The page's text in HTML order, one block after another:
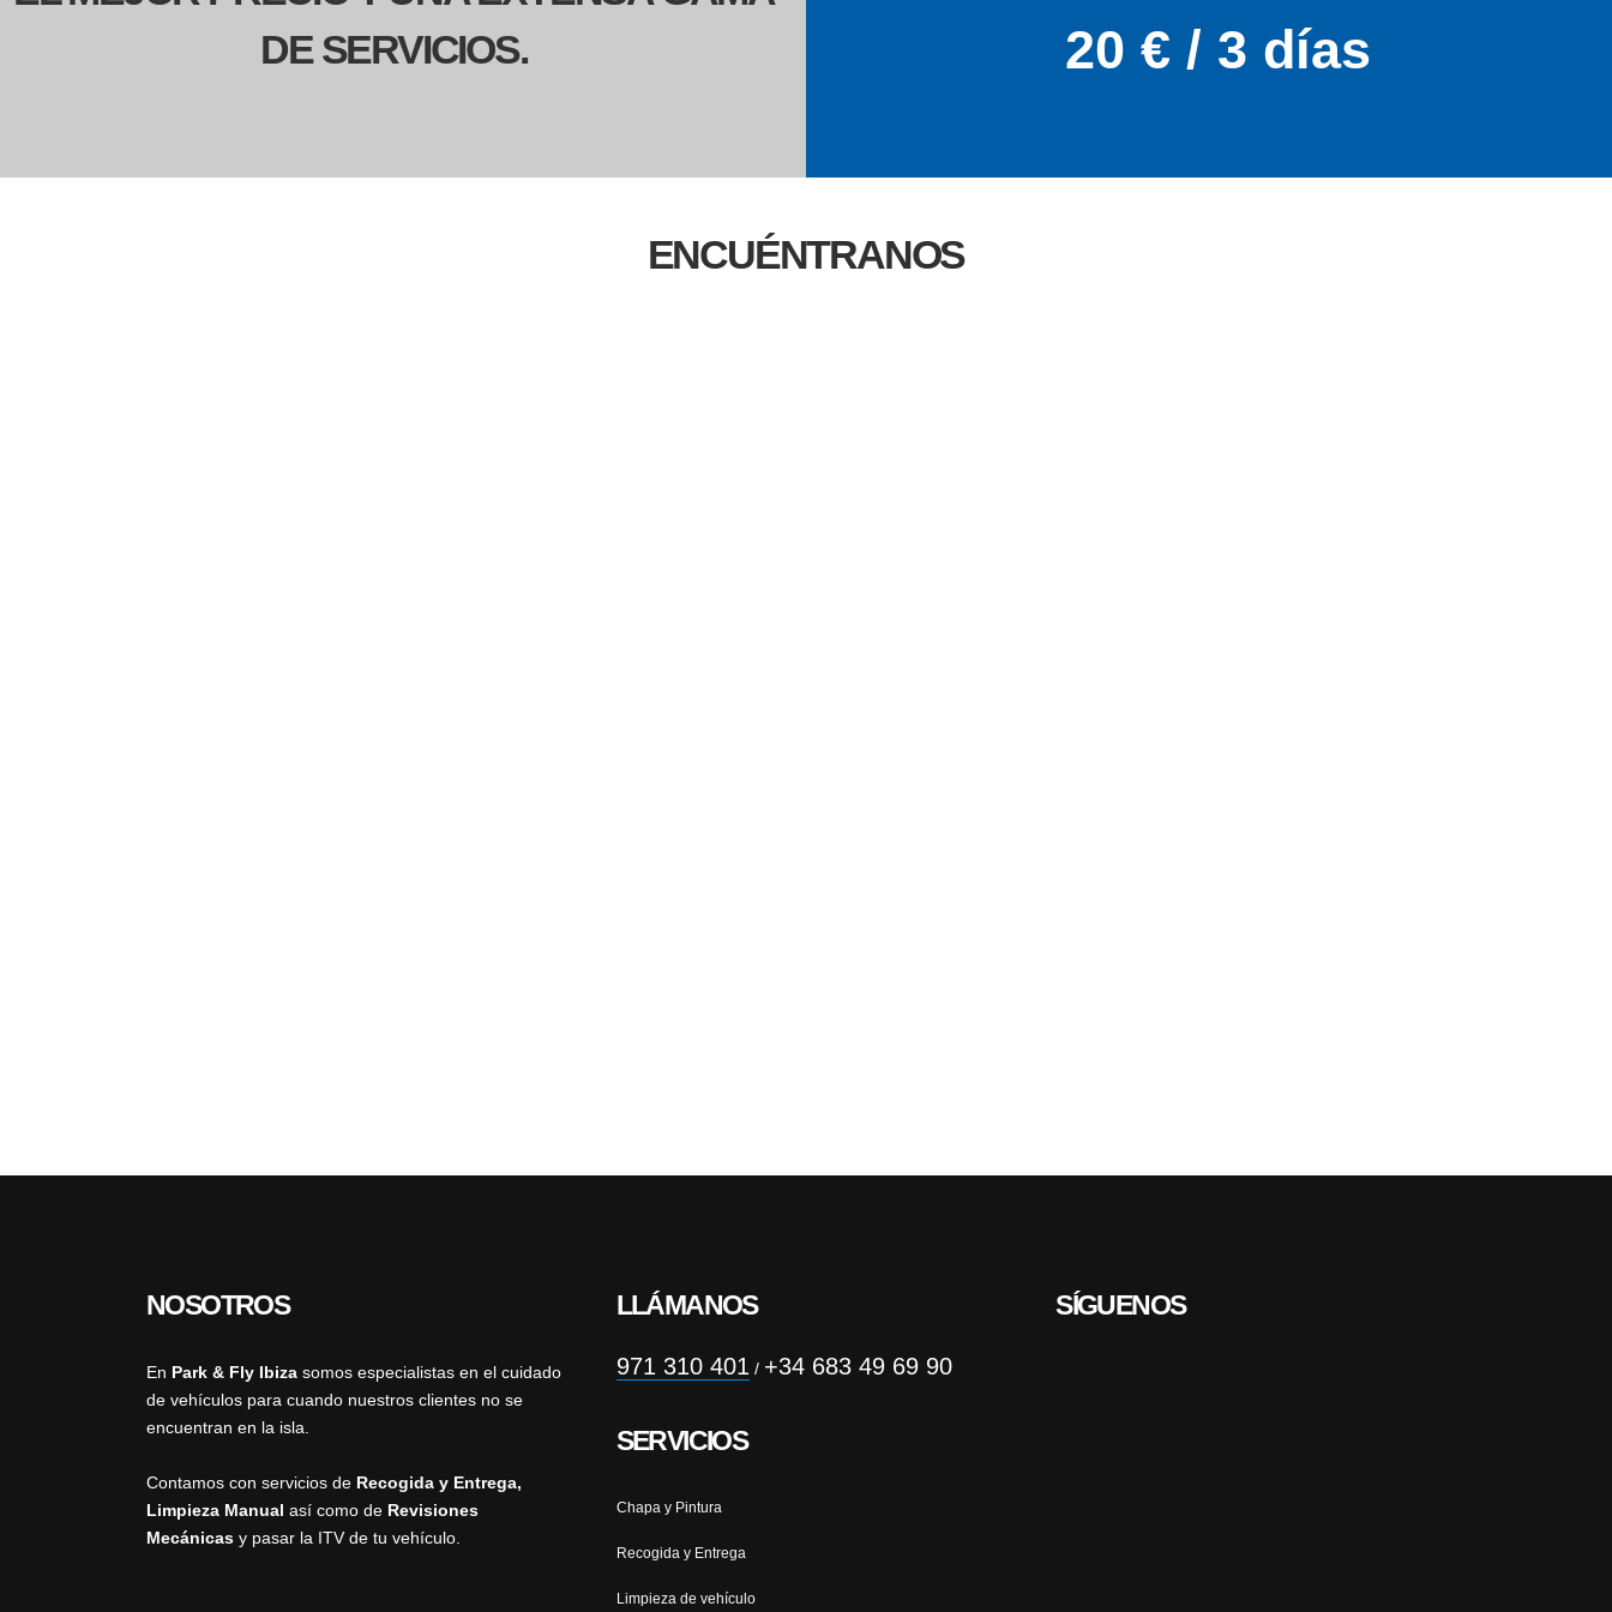
DE SERVICIOS.
20 € / 3 días
ENCUÉNTRANOS
NOSOTROS
En Park & Fly Ibiza somos especialistas en el cuidado
de vehículos para cuando nuestros clientes no se
encuentran en la isla.
Contamos con servicios de Recogida y Entrega,
Limpieza Manual así como de Revisiones
Mecánicas y pasar la ITV de tu vehículo.
LLÁMANOS
971 310 401 / +34 683 49 69 90
SERVICIOS
Chapa y Pintura
Recogida y Entrega
Limpieza de vehículo
SÍGUENOS